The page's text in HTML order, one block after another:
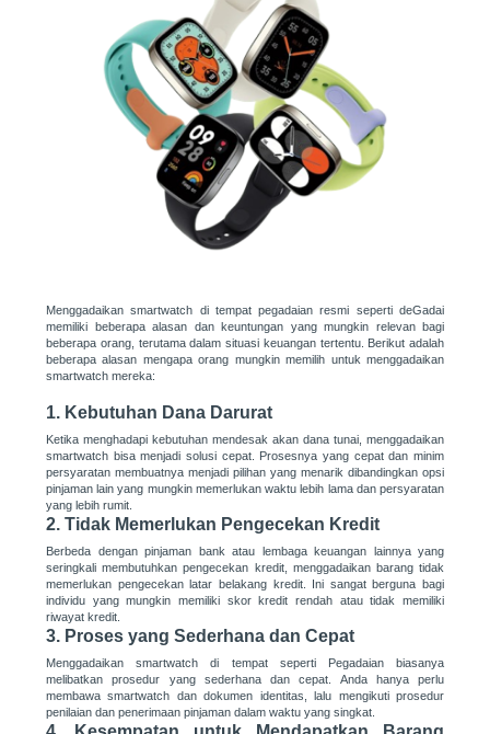
Menggadaikan smartwatch di tempat pegadaian resmi seperti deGadai
memiliki beberapa alasan dan keuntungan yang mungkin relevan bagi
beberapa orang, terutama dalam situasi keuangan tertentu. Berikut adalah
beberapa alasan mengapa orang mungkin memilih untuk menggadaikan
smartwatch mereka:
1. Kebutuhan Dana Darurat
Ketika menghadapi kebutuhan mendesak akan dana tunai, menggadaikan
smartwatch bisa menjadi solusi cepat. Prosesnya yang cepat dan minim
persyaratan membuatnya menjadi pilihan yang menarik dibandingkan opsi
pinjaman lain yang mungkin memerlukan waktu lebih lama dan persyaratan
yang lebih rumit.
2. Tidak Memerlukan Pengecekan Kredit
Berbeda dengan pinjaman bank atau lembaga keuangan lainnya yang
seringkali membutuhkan pengecekan kredit, menggadaikan barang tidak
memerlukan pengecekan latar belakang kredit. Ini sangat berguna bagi
individu yang mungkin memiliki skor kredit rendah atau tidak memiliki
riwayat kredit.
3. Proses yang Sederhana dan Cepat
Menggadaikan smartwatch di tempat seperti Pegadaian biasanya
melibatkan prosedur yang sederhana dan cepat. Anda hanya perlu
membawa smartwatch dan dokumen identitas, lalu mengikuti prosedur
penilaian dan penerimaan pinjaman dalam waktu yang singkat.